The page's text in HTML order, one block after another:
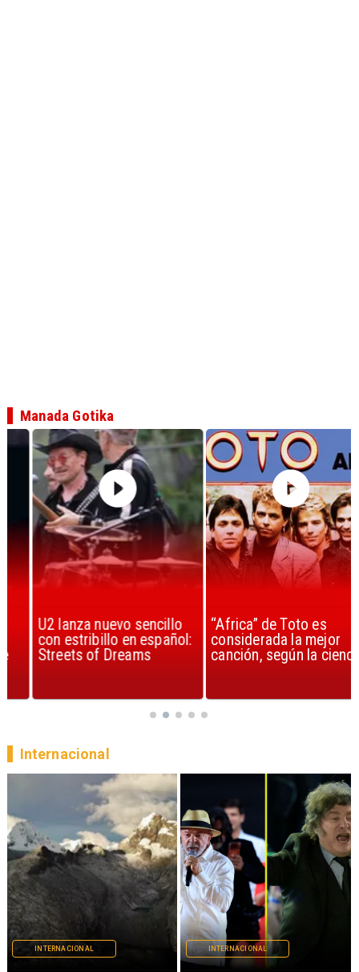
U2 lanza nuevo sencillo
con estribillo en español:
Streets of Dreams
“Africa” de Toto es
considerada la mejor
canción, según la ciencia
Manada Gotika
INTERNACIONAL INTERNACIONAL
Internacional